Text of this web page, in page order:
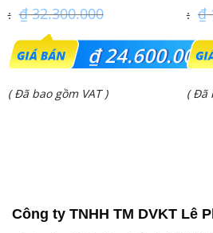
₫32.300.000
Giá
gốc
là:
₫24.600.000
Giá
( Đã bao gồm VAT )
₫
Giá
gốc
là:
Giá
( Đã
Công ty TNHH TM DVKT Lê